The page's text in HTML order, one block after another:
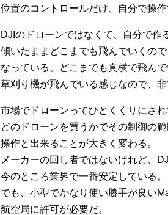
位置のコントロールだけ、自分で操作
DJIのドローンではなくて、自分で作
傾いたままどこまでも飛んでいくの
なっている。どこまでも真横で飛んで
草刈り機が飛んでいる感じなので、非
市場でドローンってひとくくりにされ
どのドローンを買うかでその制御の範
操作と出来ることが大きく変わる。
メーカーの回し者ではないけれど、
今のところ業界で一番安定している。
でも、小型でかなり使い勝手が良い
航空局に許可が必要だ。